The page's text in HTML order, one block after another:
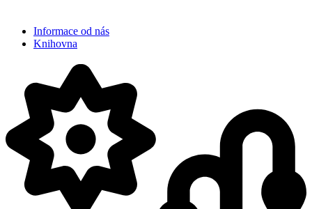
Informace od nás
Knihovna